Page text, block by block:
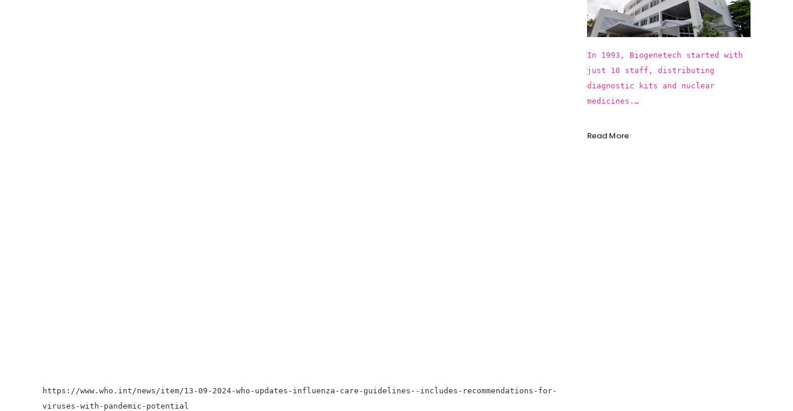
https://www.who.int/news/item/13-09-2024-who-updates-influenza-care-guidelines--includes-recommendations-for-
viruses-with-pandemic-potential
In 1993, Biogenetech started with
just 10 staff, distributing
diagnostic kits and nuclear
medicines.
introduced more than 15 innovative
Read More